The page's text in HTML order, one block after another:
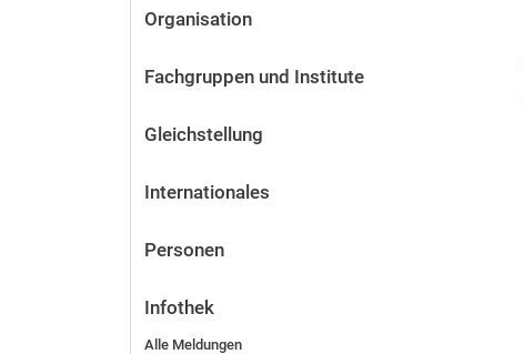
Organisation
Fachgruppen und Institute
Gleichstellung
Internationales
Personen
Infothek
Alle Meldungen